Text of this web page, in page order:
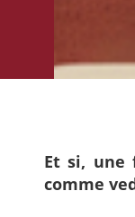
Et si, une
comme